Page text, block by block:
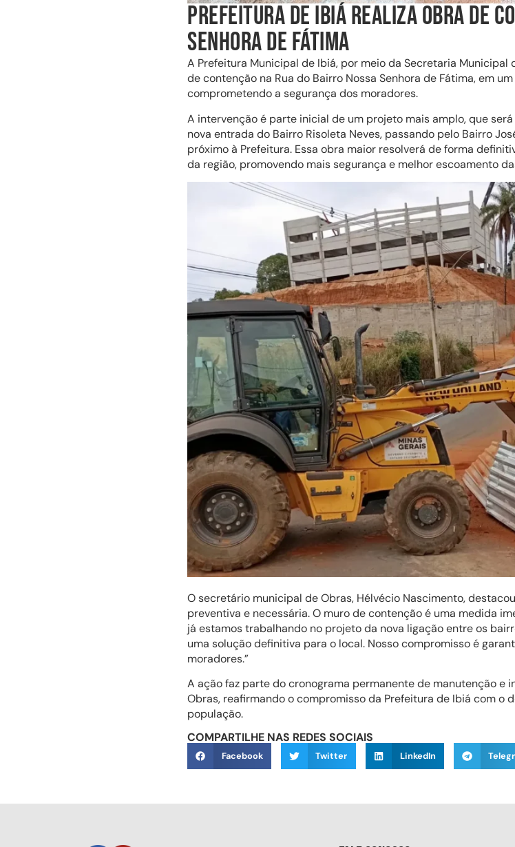
PREFEITURA DE IBIÁ REALIZA OBRA DE
SENHORA DE FÁTIMA
A Prefeitura Municipal de Ibiá, por meio da Secretaria
de contenção na Rua do Bairro Nossa Senhora de Fátima, em
comprometendo a segurança dos moradores.
A intervenção é parte inicial de um projeto mais amplo, que
nova entrada do Bairro Risoleta Neves, passando pelo Bairro
próximo à Prefeitura. Essa obra maior resolverá de forma
da região, promovendo mais segurança e melhor escoamento
O secretário municipal de Obras, Hélvécio Nascimento,
preventiva e necessária. O muro de contenção é uma medida
já estamos trabalhando no projeto da nova ligação entre os
uma solução definitiva para o local. Nosso compromisso é
moradores.”
A ação faz parte do cronograma permanente de manutenção e
Obras, reafirmando o compromisso da Prefeitura de Ibiá com o
população.
COMPARTILHE NAS REDES SOCIAIS
Facebook Twitter LinkedIn